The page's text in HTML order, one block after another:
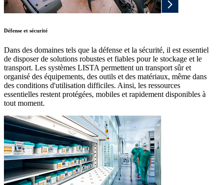
Défense et sécurité
Dans des domaines tels que la défense et la sécurité, il est essentiel
de disposer de solutions robustes et fiables pour le stockage et le
transport. Les systèmes LISTA permettent un transport sûr et
organisé des équipements, des outils et des matériaux, même dans
des conditions d'utilisation difficiles. Ainsi, les ressources
essentielles restent protégées, mobiles et rapidement disponibles à
tout moment.